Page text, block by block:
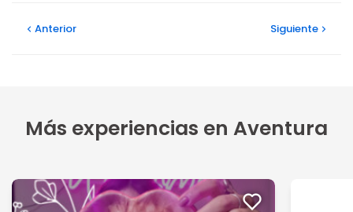
Anterior Siguiente
Más experiencias en Aventura